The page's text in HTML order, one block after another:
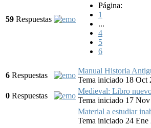
59 Respuestas
Página:
1
...
4
5
6
6 Respuestas
Manual Historia
Tema iniciado 18 Oct
0 Respuestas
Medieval: Libro
Tema iniciado 17
Material a estudiar
Tema iniciado 24 Ene